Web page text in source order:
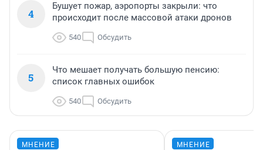
4
Бушует пожар, аэропорты закрыли: что
происходит после массовой атаки дронов
540 Обсудить
5
Что мешает получать большую пенсию:
список главных ошибок
540 Обсудить
МНЕНИЕ МНЕНИЕ